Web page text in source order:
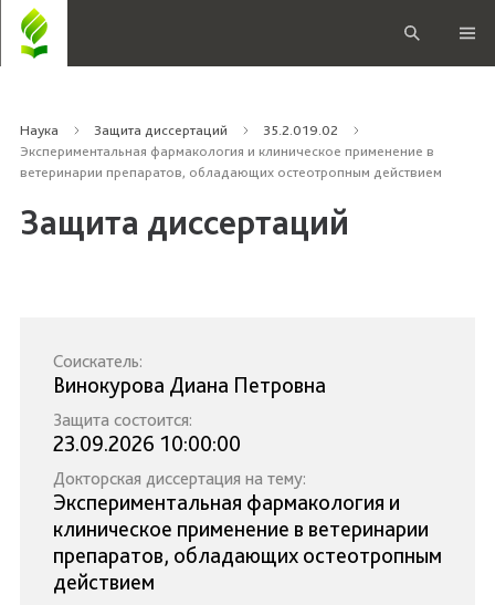
Наука Защита диссертаций
35.2.019.02
Экспериментальная фармакология и клиническое применение в
ветеринарии препаратов, обладающих остеотропным действием
Защита диссертаций
Соискатель:
Винокурова Диана Петровна
Защита состоится:
23.09.2026 10:00:00
Докторская диссертация на тему:
Экспериментальная фармакология и
клиническое применение в ветеринарии
препаратов, обладающих остеотропным
действием